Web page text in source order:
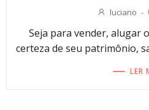
luciano -
Seja para vender, alugar
certeza de seu patrimônio,
LER